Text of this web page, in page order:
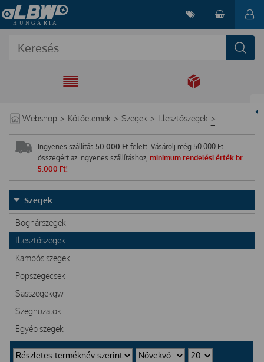
EGYÜTT A
Webshop > Kötőelemek > Szegek > Illesztőszegek >
Ingyenes szállítás 50.000 Ft felett. Vásárolj még 50 000 Ft
összegért az ingyenes szállításhoz, minimum rendelési érték br.
5.000 Ft!
Szegek
Bognárszegek
Illesztőszegek
Kampós szegek
Popszegecsek
Sasszegekgw
Szeghuzalok
Egyéb szegek